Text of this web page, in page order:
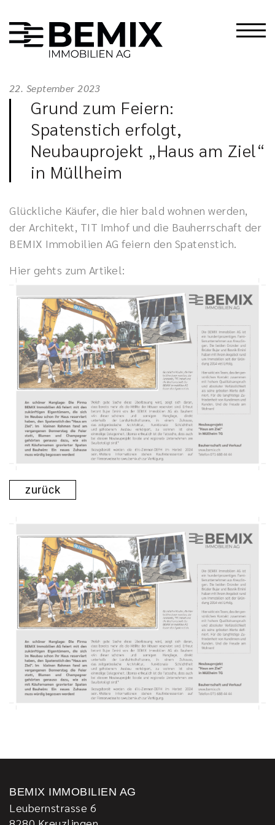
22. September 2023
Grund zum Feiern:
Spatenstich erfolgt,
Neubauprojekt „Haus am Ziel“
in Müllheim
Glückliche Käufer, die hier bald wohnen werden,
der Architekt, TIT Imhof und die Bauherrschaft der
BEMIX Immobilien AG feiern den Spatenstich.
Hier gehts zum Artikel:
zurück
BEMIX IMMOBILIEN AG
Leubernstrasse 6